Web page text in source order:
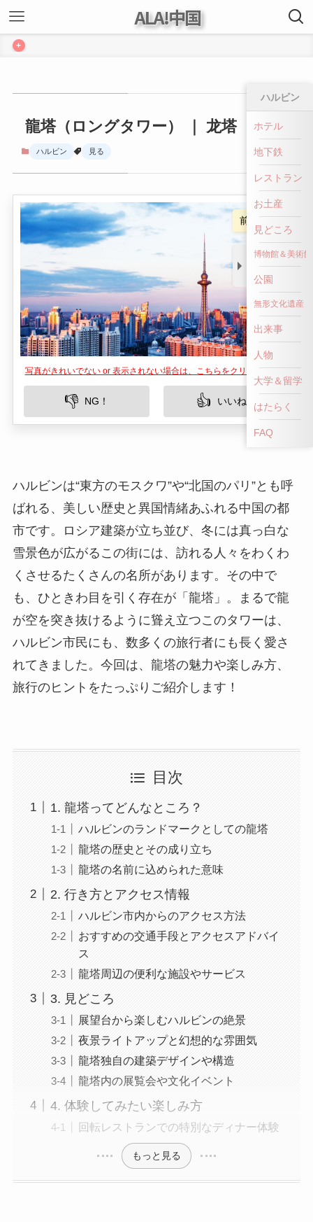
ALA!中国
+
龍塔（ロングタワー） ｜ 龙塔
ハルビン 見る
前へ戻る
写真がきれいでない or 表示されない場合は、こちらをクリックして！
👎 NG！ 👍 いいね！
ハルビンは“東方のモスクワ”や“北国のパリ”とも呼
ばれる、美しい歴史と異国情緒あふれる中国の都
市です。ロシア建築が立ち並び、冬には真っ白な
雪景色が広がるこの街には、訪れる人々をわくわ
くさせるたくさんの名所があります。その中で
も、ひときわ目を引く存在が「龍塔」。まるで龍
が空を突き抜けるように聳え立つこのタワーは、
ハルビン市民にも、数多くの旅行者にも長く愛さ
れてきました。今回は、龍塔の魅力や楽しみ方、
旅行のヒントをたっぷりご紹介します！
目次
1. 龍塔ってどんなところ？
ハルビンのランドマークとしての龍塔
龍塔の歴史とその成り立ち
龍塔の名前に込められた意味
2. 行き方とアクセス情報
ハルビン市内からのアクセス方法
おすすめの交通手段とアクセスアドバイ
ス
龍塔周辺の便利な施設やサービス
3. 見どころ
展望台から楽しむハルビンの絶景
夜景ライトアップと幻想的な雰囲気
龍塔独自の建築デザインや構造
龍塔内の展覧会や文化イベント
4. 体験してみたい楽しみ方
回転レストランでの特別なディナー体験
もっと見る
ハルビン
ホテル
地下鉄
レストラン
お土産
見どころ
博物館＆美術館
公園
無形文化遺産
出来事
人物
大学＆留学
はたらく
FAQ